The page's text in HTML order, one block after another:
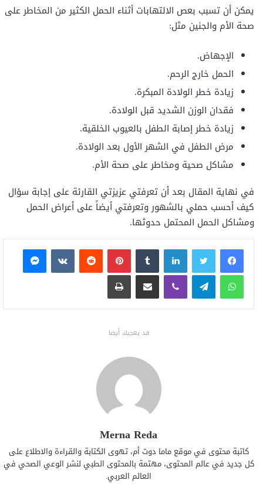
يمكن أن تسبب بعص الالتهابات أثناء الحمل الكثير من المخاطر على
صحة الأم والجنين مثل:
الإجهاض.
الحمل خارج الرحم.
زيادة خطر الولادة المبكرة.
فقدان الوزن الشديد قبل الولادة.
زيادة خطر إصابة الطفل بالعيوب الخلقية.
مرض الطفل في الشهر الأول بعد الولادة.
مشاكل صحية ومخاطر على صحة الأم.
في نهاية المقال بعد أن تعرفتي عزيزتي القارئة على إجابة سؤال
كيف أحسب حملي بالشهور وتعرفتي أيضاً على أعراض الحمل
ومشاكل الحمل المحتمل حدوثها.
فيسبوكتويتر لينكدإن بينتيريست
ماسنجر
واتساب تيلقرام ڤايبر مشاركة عبر البريد طباعة
قد يعجبك أيضا
Merna Reda
كاتبة محتوى في موقع ماما دوت أم، تهوى الكتابة والقراءة والاطلاع على
كل جديد في عالم المحتوى، مهتمة بالمحتوى الطبي لنشر الوعي الصحي في
العالم العربي.